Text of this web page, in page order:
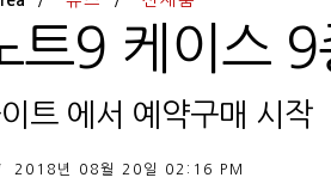
트9 케이스
트 에서 예약구매 시작
2018년 08월 20일 02:16 PM